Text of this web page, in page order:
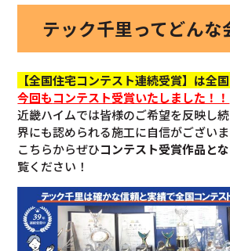
テック千里ってどんな
【全国住宅コンテスト連続受賞】は全
今回もコンテスト受賞いたしました！！
近畿ハイムでは皆様のご希望を反映し
界にも認められる施工に自信がございま
こちらからぜひコンテスト受賞作品と
覧ください！